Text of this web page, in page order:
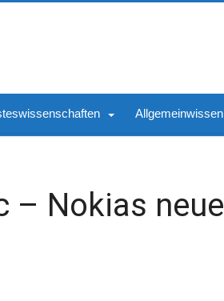
Allgemeinwissen
– Nokias neue